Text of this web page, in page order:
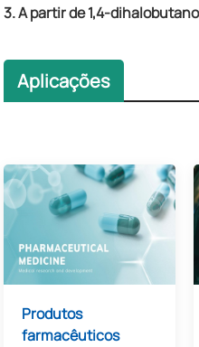
3. A partir de 1,4-
Aplicações
Produtos
farmacêuticos